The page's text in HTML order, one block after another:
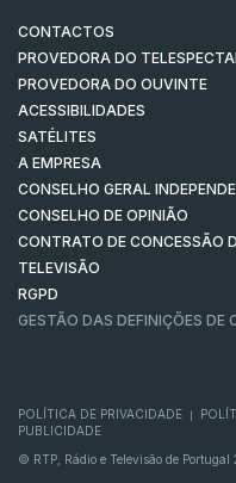
CONTACTOS
PROVEDORA DO
PROVEDORA DO OUVINTE
ACESSIBILIDADES
SATÉLITES
A EMPRESA
CONSELHO GERAL
CONSELHO DE OPINIÃO
CONTRATO DE CONCESSÃO
TELEVISÃO
RGPD
GESTÃO DAS DEFINIÇÕES DE
POLÍTICA DE PRIVACIDADE
PUBLICIDADE
© RTP, Rádio e Televisão de Portugal